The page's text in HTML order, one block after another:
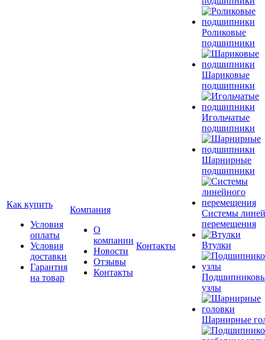
Как купить
Условия
оплаты
Условия
доставки
Гарантия
на товар
Компания
О
компании
Новости
Отзывы
Контакты
Контакты
Роликовые
подшипники
Шариковые
подшипники
Игольчатые
подшипники
Шарнирные
подшипники
Системы
перемещения
Втулки
узлы
Шарнирные